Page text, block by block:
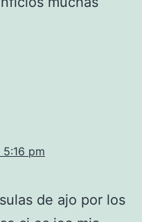
5:16 pm
de ajo por los